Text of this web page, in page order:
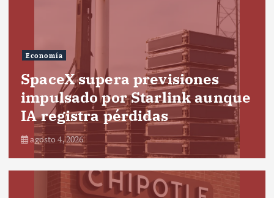
Economía
SpaceX supera previsiones
impulsado por Starlink aunque
IA registra pérdidas
agosto 4, 2026